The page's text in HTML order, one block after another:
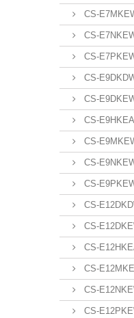
CS-
CS-
CS-
CS-
CS-
CS-E9HKEA
CS-
CS-
CS-
CS-
CS-
CS-
CS-
CS-
CS-